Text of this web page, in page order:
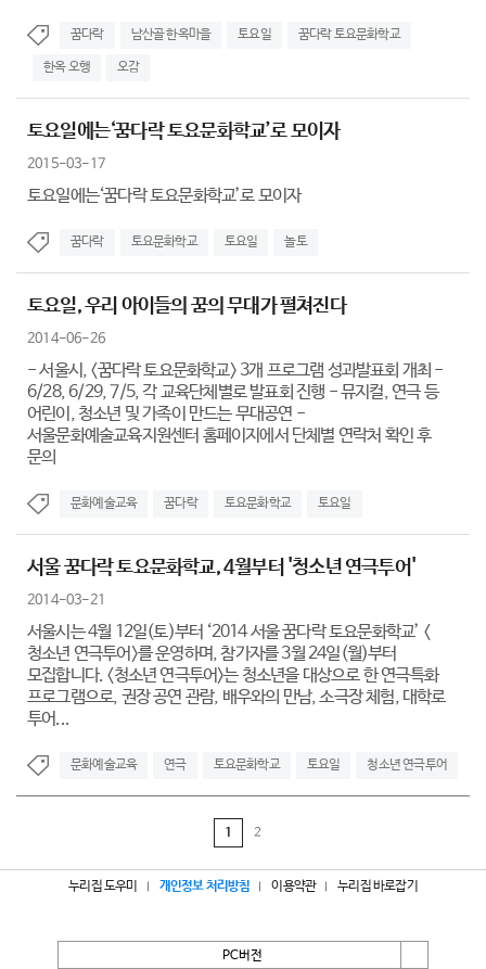
꿈다락 남산골 한옥마을 토요일 꿈다락 토요문화학교
한옥 오행 오감
토요일에는‘꿈다락 토요문화학교’로 모이자
2015-03-17
토요일에는‘꿈다락 토요문화학교’로 모이자
꿈다락 토요문화학교 토요일 놀토
토요일, 우리 아이들의 꿈의 무대가 펼쳐진다
2014-06-26
- 서울시, <꿈다락 토요문화학교> 3개 프로그램 성과발표회 개최 -
6/28, 6/29, 7/5, 각 교육단체별로 발표회 진행 - 뮤지컬, 연극 등
어린이, 청소년 및 가족이 만드는 무대공연 -
서울문화예술교육지원센터 홈페이지에서 단체별 연락처 확인 후
문의
문화예술교육 꿈다락 토요문화학교 토요일
서울 꿈다락 토요문화학교, 4월부터 '청소년 연극투어'
2014-03-21
서울시는 4월 12일(토)부터 ‘2014 서울 꿈다락 토요문화학교’ <
청소년 연극투어>를 운영하며, 참가자를 3월 24일(월)부터
모집합니다. <청소년 연극투어>는 청소년을 대상으로 한 연극특화
프로그램으로, 권장 공연 관람, 배우와의 만남, 소극장 체험, 대학로
투어...
문화예술교육 연극 토요문화학교 토요일 청소년 연극투어
1 2
누리집 도우미 개인정보 처리방침 이용약관 누리집 바로잡기
PC버전